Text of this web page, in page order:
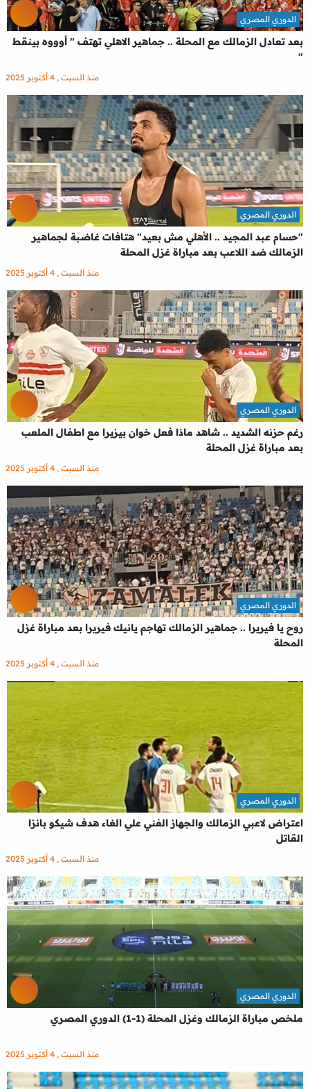
بعد تعادل الزمالك مع المحلة .. جماهير الاهلي تهتف " أوووه بينقط
"
الدوري المصري
منذ السبت , 4 أكتوبر 2025
"حسام عبد المجيد .. الأهلي مش بعيد" هتافات غاضبة لجماهير
الزمالك ضد اللاعب بعد مباراة غزل المحلة
الدوري المصري
منذ السبت , 4 أكتوبر 2025
رغم حزنه الشديد .. شاهد ماذا فعل خوان بيزيرا مع اطفال الملعب
بعد مباراة غزل المحلة
الدوري المصري
منذ السبت , 4 أكتوبر 2025
روح يا فيريرا .. جماهير الزمالك تهاجم يانيك فيريرا بعد مباراة غزل
المحلة
الدوري المصري
منذ السبت , 4 أكتوبر 2025
اعتراض لاعبي الزمالك والجهاز الفني علي الغاء هدف شيكو بانزا
القاتل
الدوري المصري
منذ السبت , 4 أكتوبر 2025
ملخص مباراة الزمالك وغزل المحلة (1-1) الدوري المصري
الدوري المصري
منذ السبت , 4 أكتوبر 2025